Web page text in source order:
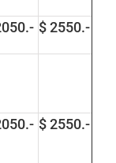
$ 2550.-
$ 2550.-